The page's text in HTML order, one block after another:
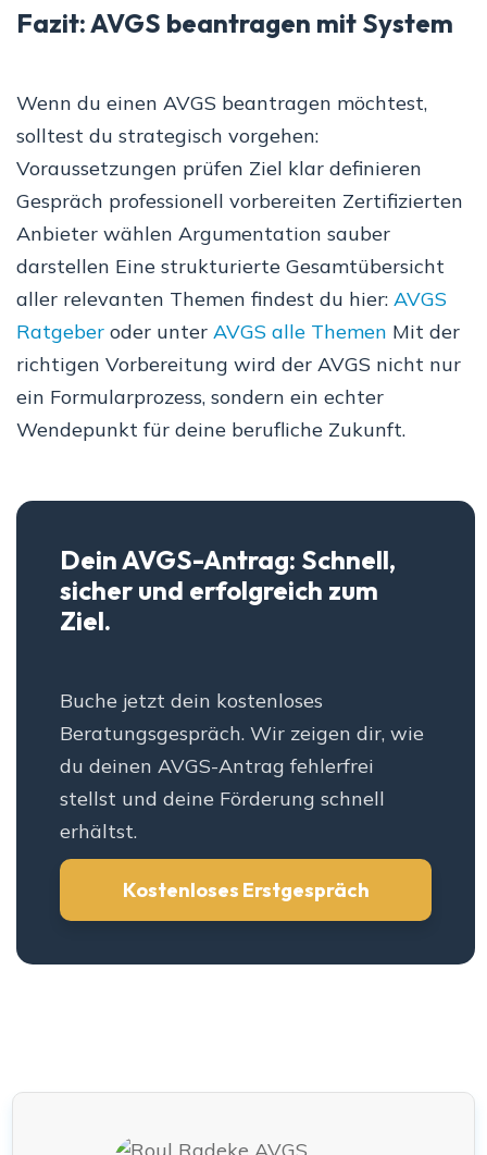
Fazit: AVGS beantragen mit System
Wenn du einen AVGS beantragen möchtest,
solltest du strategisch vorgehen:
Voraussetzungen prüfen Ziel klar definieren
Gespräch professionell vorbereiten Zertifizierten
Anbieter wählen Argumentation sauber
darstellen Eine strukturierte Gesamtübersicht
aller relevanten Themen findest du hier: AVGS
Ratgeber oder unter AVGS alle Themen Mit der
richtigen Vorbereitung wird der AVGS nicht nur
ein Formularprozess, sondern ein echter
Wendepunkt für deine berufliche Zukunft.
Dein AVGS-Antrag: Schnell,
sicher und erfolgreich zum
Ziel.
Buche jetzt dein kostenloses
Beratungsgespräch. Wir zeigen dir, wie
du deinen AVGS-Antrag fehlerfrei
stellst und deine Förderung schnell
erhältst.
Kostenloses Erstgespräch